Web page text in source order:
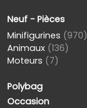
Neuf - Pièces
Minifigurines (970)
Animaux (136)
Moteurs (7)
Polybag
Occasion